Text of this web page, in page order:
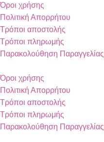
Όροι χρήσης
Πολιτική Απορρήτου
Τρόποι αποστολής
Τρόποι πληρωμής
Παρακολούθηση Παραγγελίας
Όροι χρήσης
Πολιτική Απορρήτου
Τρόποι αποστολής
Τρόποι πληρωμής
Παρακολούθηση Παραγγελίας